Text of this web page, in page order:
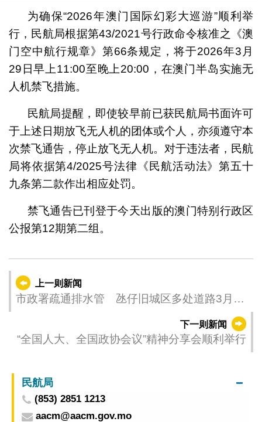
为确保“2026年澳门国际幻彩大巡游”顺利举
行，民航局根据第43/2021号行政命令核准之《澳
门空中航行规章》第66条规定，将于2026年3月
29日早上11:00至晚上20:00，在澳门半岛实施无
人机禁飞措施。
民航局提醒，即使较早前已获民航局书面许可
于上述日期放飞无人机的团体或个人，亦须遵守本
次禁飞通告，停止放飞无人机。对于违法者，民航
局将依据第4/2025号法律《民航活动法》第五十
九条第二款作出相应处罚。
禁飞通告已刊登于今天出版的澳门特别行政区
公报第12期第二组。
上一则新闻
市政署疏通排水管 氹仔旧城区多处道路3月27
下一则新闻
“全国人大、全国政协会议”精神分享会顺利举行
民航局
(853) 2851 1213
aacm@aacm.gov.mo